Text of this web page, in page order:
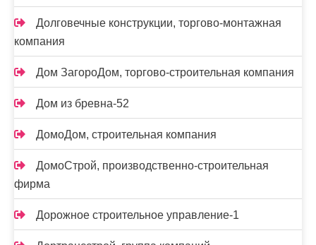
Долговечные конструкции, торгово-монтажная
компания
Дом ЗагороДом, торгово-строительная компания
Дом из бревна-52
ДомоДом, строительная компания
ДомоСтрой, производственно-строительная
фирма
Дорожное строительное управление-1